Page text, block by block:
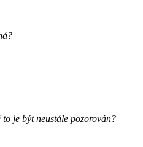
je být neustále pozorován?